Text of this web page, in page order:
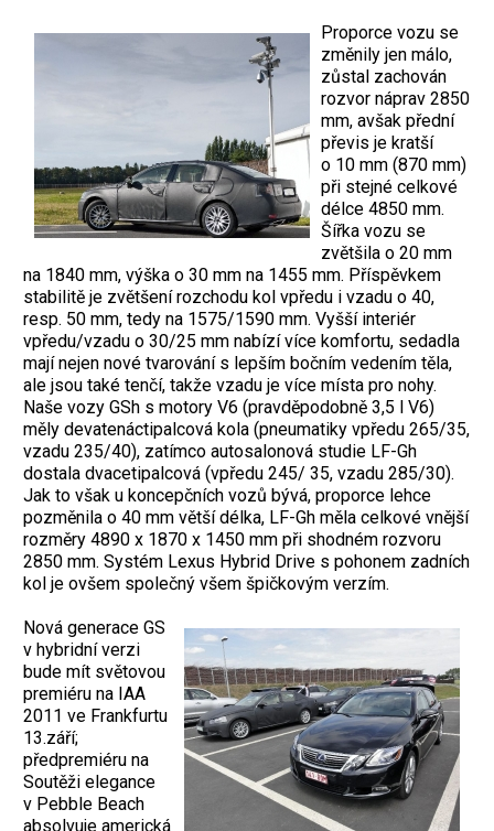
Proporce vozu se
změnily jen málo,
zůstal zachován
rozvor náprav 2850
mm, avšak přední
převis je kratší
o 10 mm (870 mm)
při stejné celkové
délce 4850 mm.
Šířka vozu se
zvětšila o 20 mm
na 1840 mm, výška o 30 mm na 1455 mm. Příspěvkem
stabilitě je zvětšení rozchodu kol vpředu i vzadu o 40,
resp. 50 mm, tedy na 1575/1590 mm. Vyšší interiér
vpředu/vzadu o 30/25 mm nabízí více komfortu, sedadla
mají nejen nové tvarování s lepším bočním vedením těla,
ale jsou také tenčí, takže vzadu je více místa pro nohy.
Naše vozy GSh s motory V6 (pravděpodobně 3,5 l V6)
měly devatenáctipalcová kola (pneumatiky vpředu 265/35,
vzadu 235/40), zatímco autosalonová studie LF-Gh
dostala dvacetipalcová (vpředu 245/ 35, vzadu 285/30).
Jak to však u koncepčních vozů bývá, proporce lehce
pozměnila o 40 mm větší délka, LF-Gh měla celkové vnější
rozměry 4890 x 1870 x 1450 mm při shodném rozvoru
2850 mm. Systém Lexus Hybrid Drive s pohonem zadních
kol je ovšem společný všem špičkovým verzím.
Nová generace GS
v hybridní verzi
bude mít světovou
premiéru na IAA
2011 ve Frankfurtu
13.září;
předpremiéru na
Soutěži elegance
v Pebble Beach
absolvuje americká